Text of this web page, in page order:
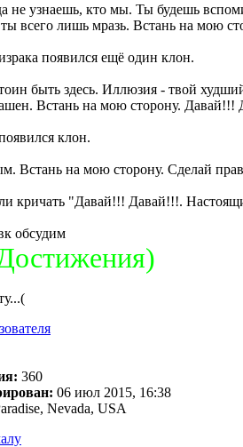
не узнаешь, кто мы. Ты будешь
всего лишь мразь. Встань на мою
появился ещё один клон.
быть здесь. Иллюзия - твой
Встань на мою сторону. Давай!!!
клон.
Встань на мою сторону. Сделай
кричать "Давай!!! Давай!!!.
обсудим
360
06 июл 2015, 16:38
Nevada, USA